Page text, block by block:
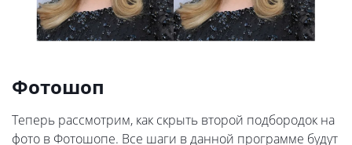
Фотошоп
Теперь рассмотрим, как скрыть второй подбородок на
фото в Фотошопе. Все шаги в данной программе будут